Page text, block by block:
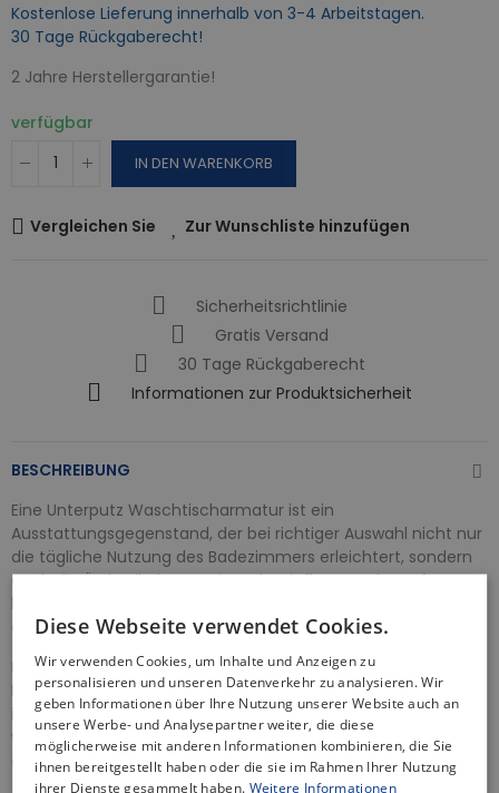
Kostenlose Lieferung innerhalb von 3-4 Arbeitstagen.
30 Tage Rückgaberecht!
2 Jahre Herstellergarantie!
verfügbar
IN DEN WARENKORB
Vergleichen Sie Zur Wunschliste hinzufügen
Sicherheitsrichtlinie
Gratis Versand
30 Tage Rückgaberecht
Informationen zur Produktsicherheit
BESCHREIBUNG
Eine Unterputz Waschtischarmatur ist ein
Ausstattungsgegenstand, der bei richtiger Auswahl nicht nur
die tägliche Nutzung des Badezimmers erleichtert, sondern
auch die Ästhetik des Interieurs beeinflusst und Komfort
durch erstklassige Funktionalität aus.
Ideale Lösung für alle, die minimalistisches Oval-Design und
Funktionalität in einem schätzen. Dank der Unterputztechnik
ist die gesamte Armatur hinter der Wand verborgen,
wodurch der Eindruck einer einheitlichen Wandfläche
entsteht.
Diese Webseite verwendet Cookies.
Wir verwenden Cookies, um Inhalte und Anzeigen zu
personalisieren und unseren Datenverkehr zu analysieren. Wir
geben Informationen über Ihre Nutzung unserer Website auch an
unsere Werbe- und Analysepartner weiter, die diese
möglicherweise mit anderen Informationen kombinieren, die Sie
ihnen bereitgestellt haben oder die sie im Rahmen Ihrer Nutzung
ihrer Dienste gesammelt haben. Weitere Informationen